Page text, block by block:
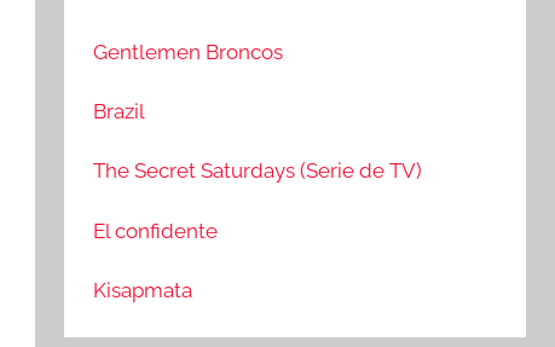
:Gentlemen Broncos
Brazil
The Secret Saturdays (Serie de TV)
El confidente
Kisapmata